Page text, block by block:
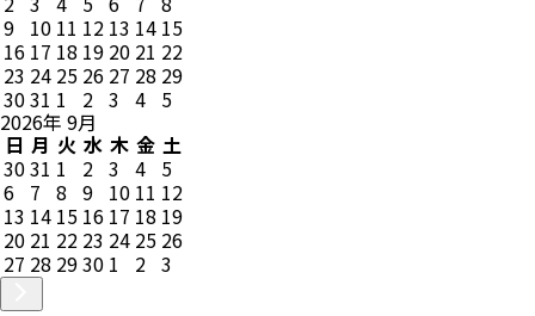
9 10 11 12 13 14 15
16 17 18 19 20 21 22
23 24 25 26 27 28 29
3031 1 2 3 4 5
2026年 9月
日 月 火 水 木 金 土
3031 1 2 3 4 5
6 7 8 9 10 11 12
13 14 15 16 17 18 19
20 21 22 23 24 25 26
27 28 2930 1 2 3